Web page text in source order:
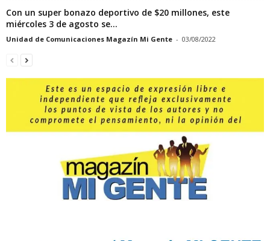
Con un super bonazo deportivo de $20 millones, este
miércoles 3 de agosto se...
Unidad de Comunicaciones Magazín Mi Gente - 03/08/2022